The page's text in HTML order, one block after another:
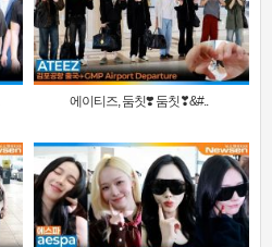
에이티즈, 둠칫❣️ 둠칫❣&#..